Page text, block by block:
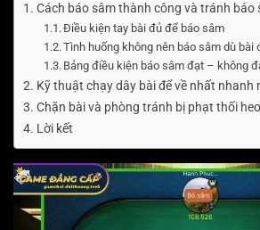
Cách báo sâm thành công và tránh báo
Điều kiện tay bài đủ để báo sâm
Tình huống không nên báo sâm dù bài
Bảng điều kiện báo sâm đạt – không
Kỹ thuật chạy dây bài để về nhất nhanh
Chặn bài và phòng tránh bị phạt thối heo
Lời kết